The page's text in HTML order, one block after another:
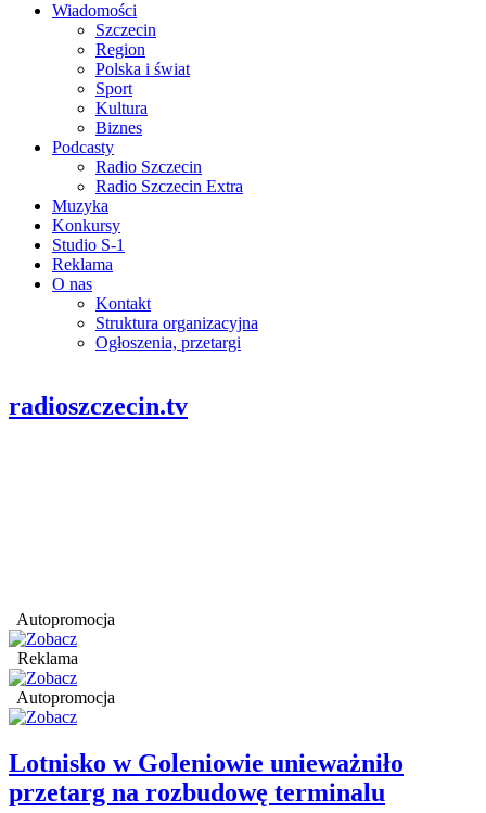
Wiadomości
Szczecin
Region
Polska i świat
Sport
Kultura
Biznes
Podcasty
Radio Szczecin
Radio Szczecin Extra
Muzyka
Konkursy
Studio S-1
Reklama
O nas
Kontakt
Struktura organizacyjna
Ogłoszenia, przetargi
radioszczecin.tv
Autopromocja
Reklama
Autopromocja
Lotnisko w Goleniowie unieważniło
przetarg na rozbudowę terminalu